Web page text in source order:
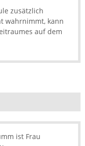
zusätzlich
wahrnimmt, kann
auf dem
ist Frau